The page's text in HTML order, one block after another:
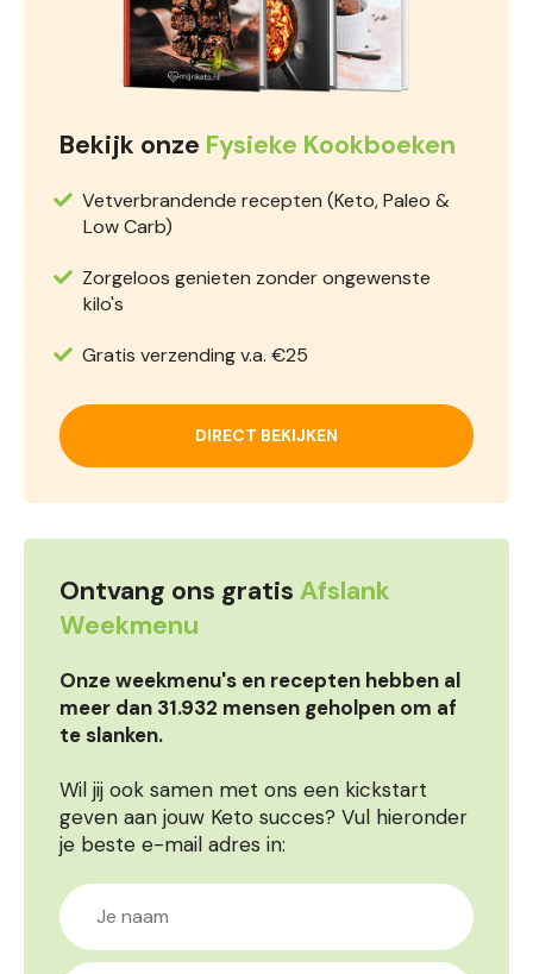
Bekijk onze Fysieke Kookboeken
Vetverbrandende recepten (Keto, Paleo &
Low Carb)
Zorgeloos genieten zonder ongewenste
kilo's
Gratis verzending v.a. €25
DIRECT BEKIJKEN
Ontvang ons gratis Afslank
Weekmenu
Onze weekmenu's en recepten hebben al
meer dan 31.932 mensen geholpen om af
te slanken.
Wil jij ook samen met ons een kickstart
geven aan jouw Keto succes? Vul hieronder
je beste e-mail adres in: